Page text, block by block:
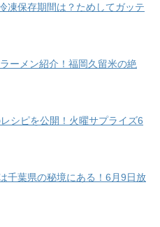
凍保存期間は？ためしてガッテ
ーメン紹介！福岡久留米の絶
シピを公開！火曜サプライズ6
千葉県の秘境にある！6月9日放